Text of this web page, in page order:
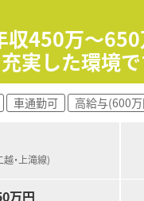
収450万〜
実した環境で
車通勤可 高給与(600
・上滝線)
万円